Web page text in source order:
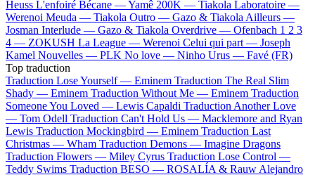
Heuss L'enfoiré Bécane —Yamê 200K — Tiakola Laboratoire —
Werenoi Meuda — Tiakola Outro — Gazo & Tiakola Ailleurs —
Josman Interlude — Gazo & Tiakola Overdrive — Ofenbach 1 2 3
4 — ZOKUSH La League — Werenoi Celui qui part — Joseph
Kamel Nouvelles — PLK No love — Ninho Urus — Favé (FR)
Top traduction
Traduction Lose Yourself — Eminem Traduction The Real Slim
Shady — Eminem Traduction Without Me — Eminem Traduction
Someone You Loved — Lewis Capaldi Traduction Another Love
— Tom Odell Traduction Can't Hold Us — Macklemore and Ryan
Lewis Traduction Mockingbird — Eminem Traduction Last
Christmas — Wham Traduction Demons — Imagine Dragons
Traduction Flowers — Miley Cyrus Traduction Lose Control —
Teddy Swims Traduction BESO — ROSALÍA & Rauw Alejandro